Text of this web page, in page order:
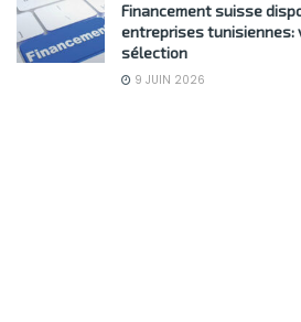
Financement suisse
entreprises tunisiennes:
sélection
9 JUIN 2026